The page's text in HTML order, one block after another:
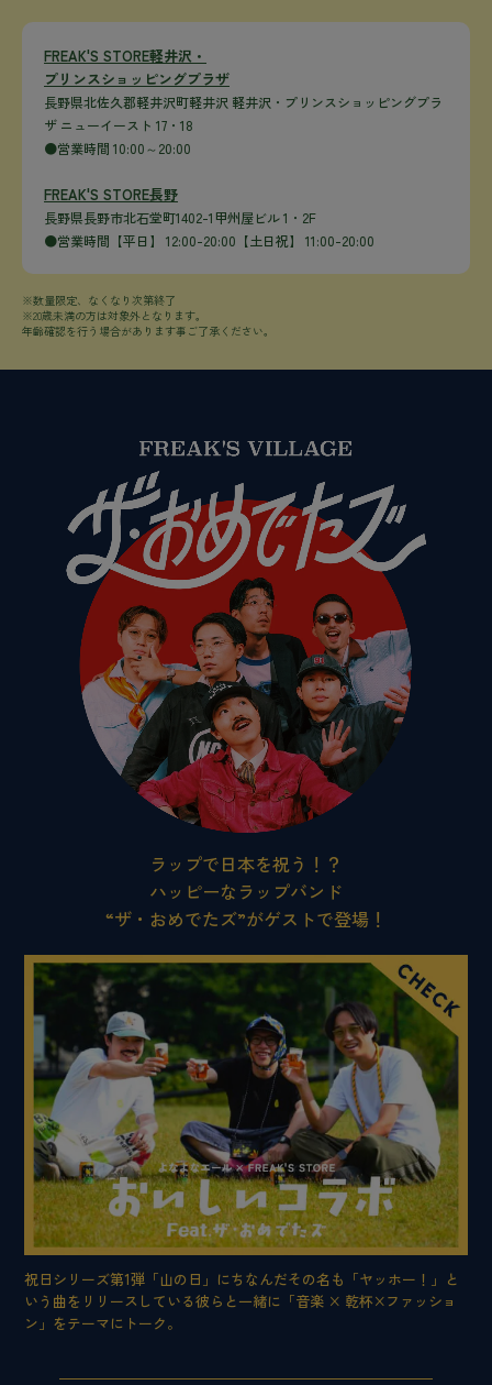
FREAK'S STORE軽井沢・
プリンスショッピングプラザ
長野県北佐久郡軽井沢町軽井沢 軽井沢・プリンスショッピングプラ
ザ ニューイースト 17・18
●営業時間 10:00～20:00
FREAK'S STORE長野
長野県長野市北石堂町1402-1甲州屋ビル 1・2F
●営業時間【平日】 12:00-20:00【土日祝】 11:00-20:00
※数量限定、なくなり次第終了
※20歳未満の方は対象外となります。
年齢確認を行う場合があります事ご了承ください。
ラップで日本を祝う！？
ハッピーなラップバンド
“ザ・おめでたズ”がゲストで登場！
祝日シリーズ第1弾「山の日」にちなんだその名も「ヤッホー！」と
いう曲をリリースしている彼らと一緒に「音楽 × 乾杯×ファッショ
ン」をテーマにトーク。